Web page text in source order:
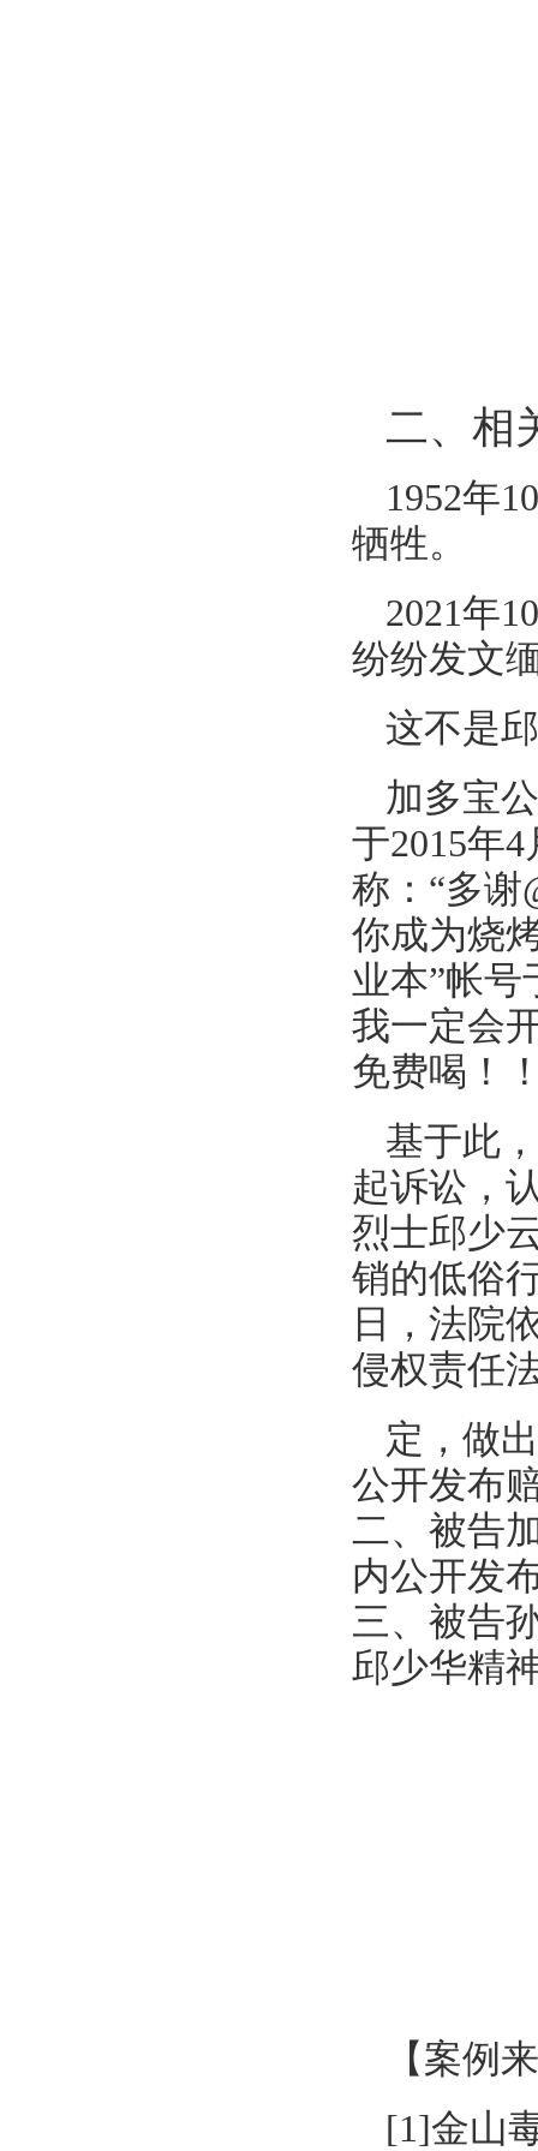
二、相
1952年
牺牲。
2021年
纷纷发文
这不是
加多宝
于2015年
称：“多谢
你成为烧
业本”帐号
我一定会
免费喝！
基于此
起诉讼，
烈士邱少
销的低俗
日，法院
侵权责任
定，做
公开发布
二、被告
内公开发
三、被告
邱少华精
【案例
[1]金山